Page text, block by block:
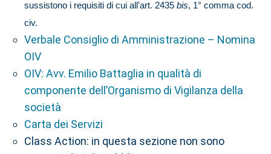
sussistono i requisiti di cui all'art. 2435 bis, 1° comma cod.
civ.
Verbale Consiglio di Amministrazione – Nomina
OIV
OIV: Avv. Emilio Battaglia in qualità di
componente dell’Organismo di Vigilanza della
società
Carta dei Servizi
Class Action: in questa sezione non sono